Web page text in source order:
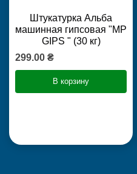
Штукатурка Альба
машинная гипсовая "MP
GIPS " (30 кг)
299.00 ₴
В корзину